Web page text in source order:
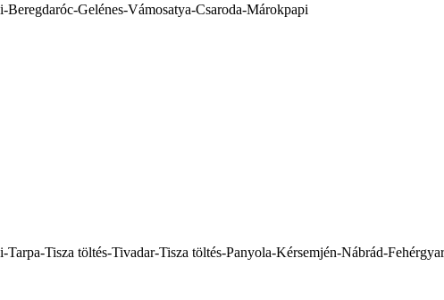
Beregdaróc-Gelénes-Vámosatya-Csaroda-Márokpapi
Tarpa-Tisza töltés-Tivadar-Tisza töltés-Panyola-Kérsemjén-Nábrád-